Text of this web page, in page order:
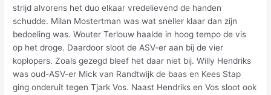
strijd alvorens het duo elkaar vredelievend de handen
schudde. Milan Mostertman was wat sneller klaar dan zijn
bedoeling was. Wouter Terlouw haalde in hoog tempo de vis
op het droge. Daardoor sloot de ASV-er aan bij de vier
koplopers. Zoals gezegd bleef het daar niet bij. Willy Hendriks
was oud-ASV-er Mick van Randtwijk de baas en Kees Stap
ging onderuit tegen Tjark Vos. Naast Hendriks en Vos sloot ook